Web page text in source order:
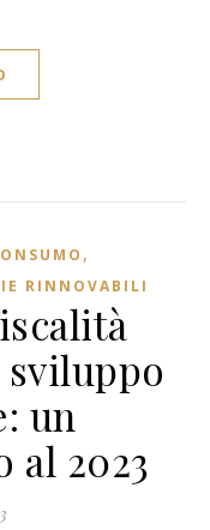
,
RINNOVABILI
un
al 2023